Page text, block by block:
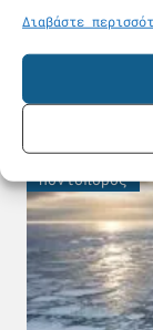
Διαβάστε
Έγκυος
δουλειά της
Ποντοπόρος